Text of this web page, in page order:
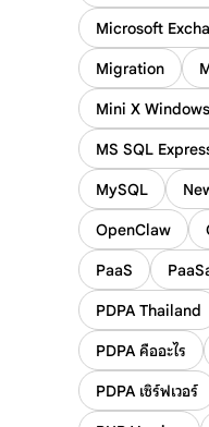
Microsoft
Migration
Mini X Windows
MS SQL
MySQL
OpenClaw
PaaS
PDPA Thailand
PDPA คืออะไร
PDPA เซิร์ฟเวอร์